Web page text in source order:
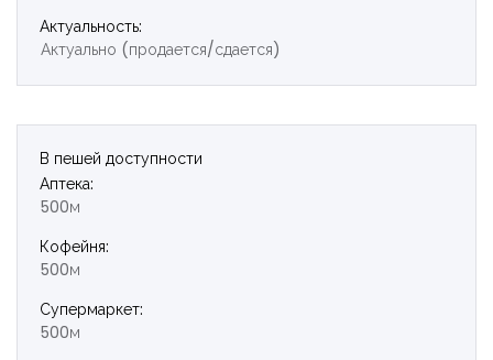
Актуальность:
Актуально (продается/сдается)
В пешей доступности
Аптека:
500м
Кофейня:
500м
Супермаркет:
500м